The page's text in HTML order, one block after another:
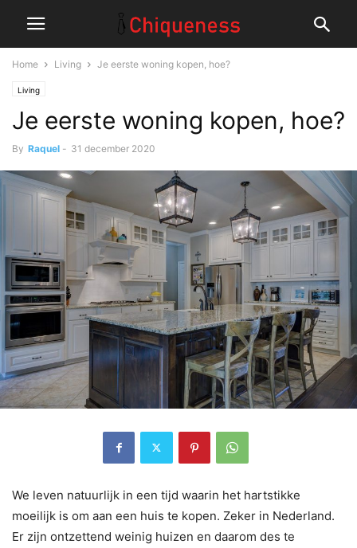
Home Living Je eerste woning kopen, hoe?
Living
Je eerste woning kopen, hoe?
By Raquel - 31 december 2020
We leven natuurlijk in een tijd waarin het hartstikke
moeilijk is om aan een huis te kopen. Zeker in Nederland.
Er zijn ontzettend weinig huizen en daarom des te